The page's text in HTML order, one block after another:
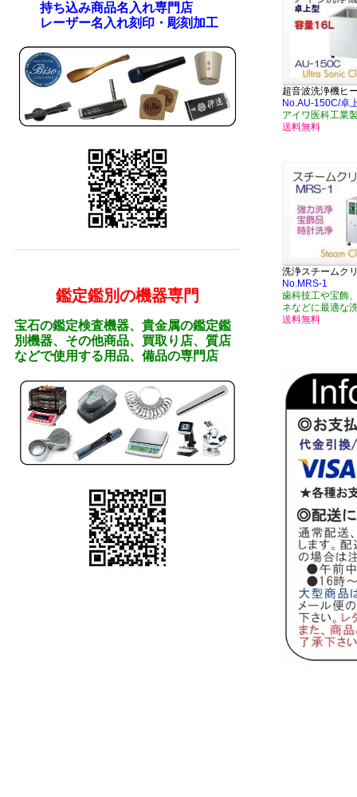
超音波洗浄機ヒ
No.AU-150C/卓
アイワ医科工業
送料無料
洗浄スチームク
No.MRS-1
歯科技工や宝飾
ネなどに最適な
送料無料
持ち込み商品名入れ専門店
レーザー名入れ刻印・彫刻加工
鑑定鑑別の機器専門
宝石の鑑定検査機器、貴金属の鑑定鑑
別機器、その他商品、買取り店、質店
などで使用する用品、備品の専門店